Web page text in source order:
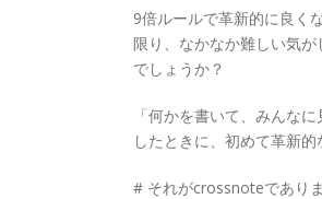
9倍ルールで革新的に良く
限り、なかなか難しい気
でしょうか？
「何かを書いて、みんな
したときに、初めて革新
# それがcrossnoteであり